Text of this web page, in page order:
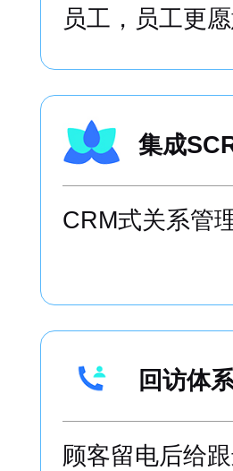
员工，员工更
集成
CRM式关系管
回访体
顾客留电后给